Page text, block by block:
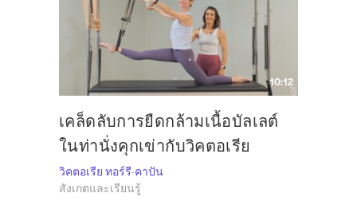
10:12
เคล็ดลับการยืดกล้ามเนื้อบัลเลต์
ในท่านั่งคุกเข่ากับวิคตอเรีย
วิคตอเรีย ทอร์รี-คาปัน
สังเกตและเรียนรู้